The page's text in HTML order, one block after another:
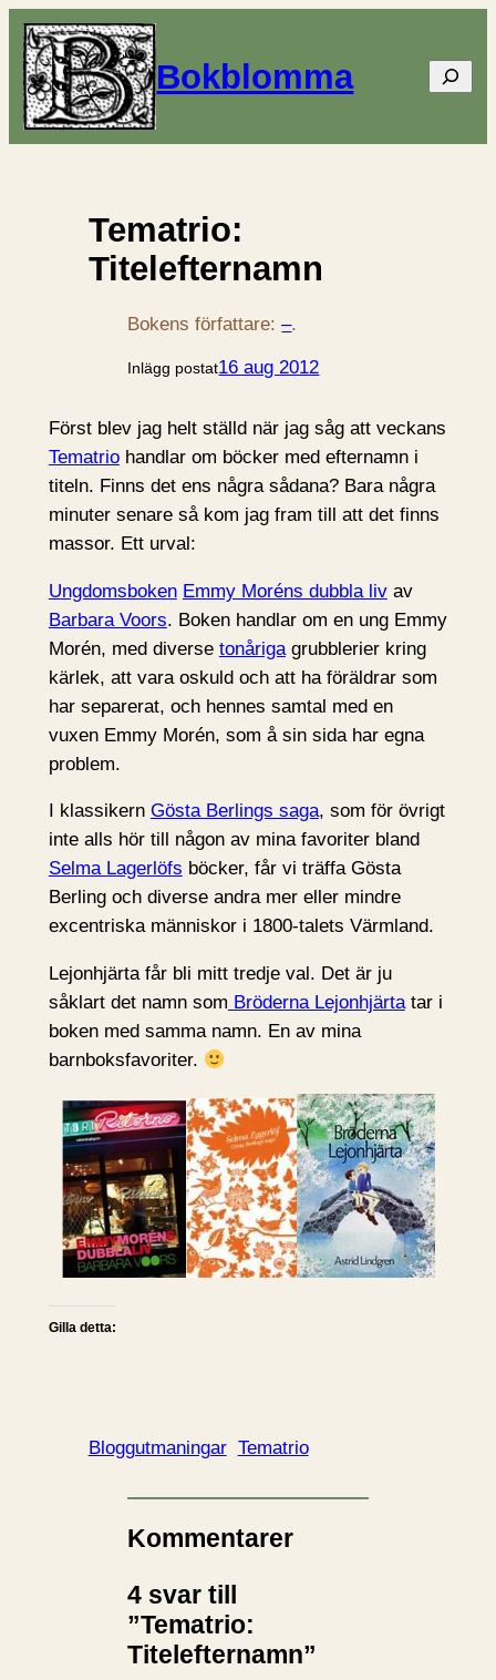
Bokblomma Sök
Tematrio:
Titelefternamn
Bokens författare:–.
Inlägg postat16 aug 2012
Först blev jag helt ställd när jag såg att veckans
Tematriohandlar om böcker med efternamn i
titeln. Finns det ens några sådana? Bara några
minuter senare så kom jag fram till att det finns
massor. Ett urval:
Ungdomsboken Emmy Moréns dubbla livav
Barbara Voors. Boken handlar om en ung Emmy
Morén, med diverse tonårigagrubblerier kring
kärlek, att vara oskuld och att ha föräldrar som
har separerat, och hennes samtal med en
vuxen Emmy Morén, som å sin sida har egna
problem.
I klassikern Gösta Berlings saga, som för övrigt
inte alls hör till någon av mina favoriter bland
Selma Lagerlöfs böcker, får vi träffa Gösta
Berling och diverse andra mer eller mindre
excentriska människor i 1800-talets Värmland.
Lejonhjärta får bli mitt tredje val. Det är ju
såklart det namn som Bröderna Lejonhjärtatar i
boken med samma namn. En av mina
barnboksfavoriter.
Gilla detta:
Bloggutmaningar Tematrio
Kommentarer
4 svar till
”Tematrio:
Titelefternamn”